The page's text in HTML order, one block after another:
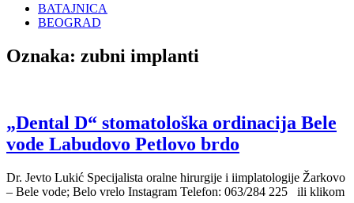
BATAJNICA
BEOGRAD
Oznaka: zubni implanti
„Dental D“ stomatološka ordinacija Bele
vode Labudovo Petlovo brdo
Dr. Jevto Lukić Specijalista oralne hirurgije i iimplatologije Žarkovo
– Bele vode; Belo vrelo Instagram Telefon: 063/284 225 ili klikom